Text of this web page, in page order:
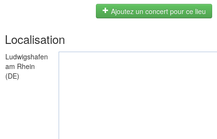
Ajoutez un concert pour ce lieu
Localisation
Ludwigshafen
am Rhein
(DE)